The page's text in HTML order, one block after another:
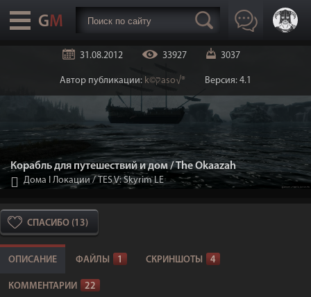
31.08.2012 33927 3037
Автор публикации: k©קaso√® Версия: 4.1
Корабль для путешествий и дом / The Okaazah
Дома I Локации / TES V: Skyrim LE
СПАСИБО (13)
ОПИСАНИЕ ФАЙЛЫ 1 СКРИНШОТЫ 4
КОММЕНТАРИИ 22